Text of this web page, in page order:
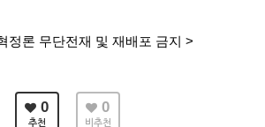
론 무단전재 및 재배포 금지 >
0
추천
0
비추천